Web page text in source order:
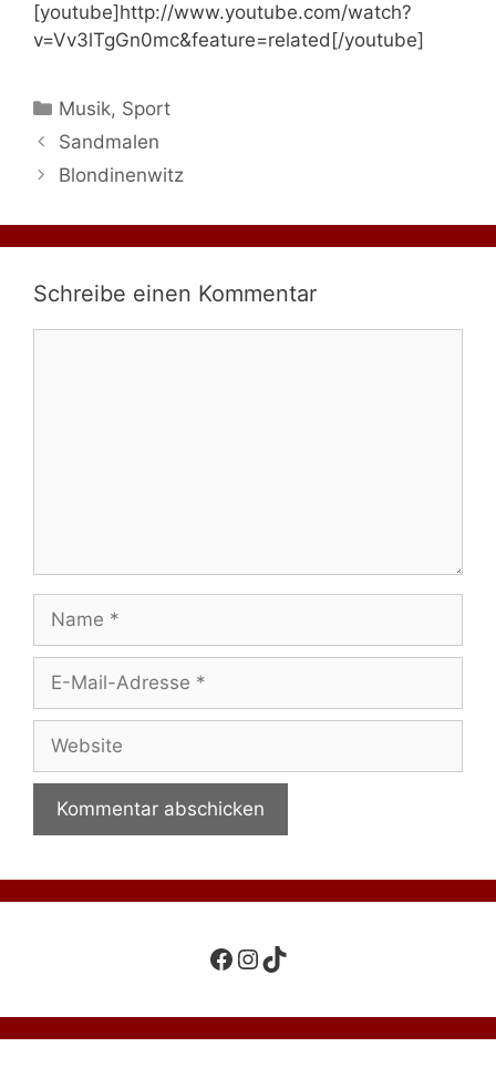
[youtube]http://www.youtube.com/watch?
v=Vv3lTgGn0mc&feature=related[/youtube]
Kategorien
Musik, Sport
Sandmalen
Blondinenwitz
Schreibe einen Kommentar
Name
Adresse
Website
Facebook
Instagram
TikTok